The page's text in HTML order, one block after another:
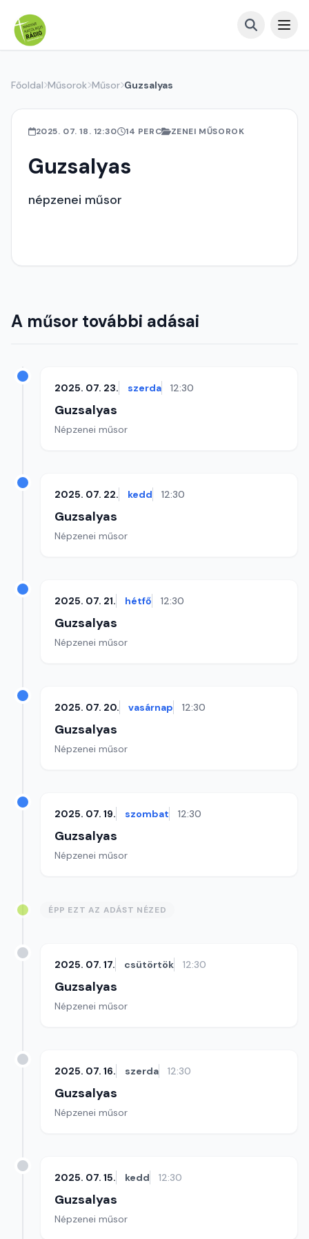
Főoldal Műsorok Műsor Guzsalyas
2025. 07. 18. 12:30 14 PERC ZENEI MŰSOROK
Guzsalyas
népzenei műsor
A műsor további adásai
2025. 07. 23. szerda 12:30
Guzsalyas
Népzenei műsor
2025. 07. 22. kedd 12:30
Guzsalyas
Népzenei műsor
2025. 07. 21. hétfő 12:30
Guzsalyas
Népzenei műsor
2025. 07. 20. vasárnap 12:30
Guzsalyas
Népzenei műsor
2025. 07. 19. szombat 12:30
Guzsalyas
Népzenei műsor
ÉPP EZT AZ ADÁST NÉZED
2025. 07. 17. csütörtök 12:30
Guzsalyas
Népzenei műsor
2025. 07. 16. szerda 12:30
Guzsalyas
Népzenei műsor
2025. 07. 15. kedd 12:30
Guzsalyas
Népzenei műsor